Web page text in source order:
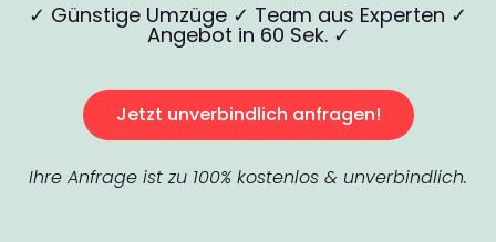
✓ Günstige Umzüge ✓ Team aus Experten ✓
Angebot in 60 Sek. ✓
Jetzt unverbindlich anfragen!
Ihre Anfrage ist zu 100% kostenlos & unverbindlich.